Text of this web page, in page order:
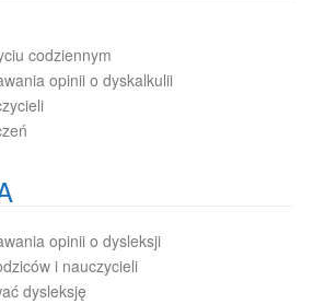
codziennym
opinii o dyskalkulii
opinii o dysleksji
i nauczycieli
dysleksję